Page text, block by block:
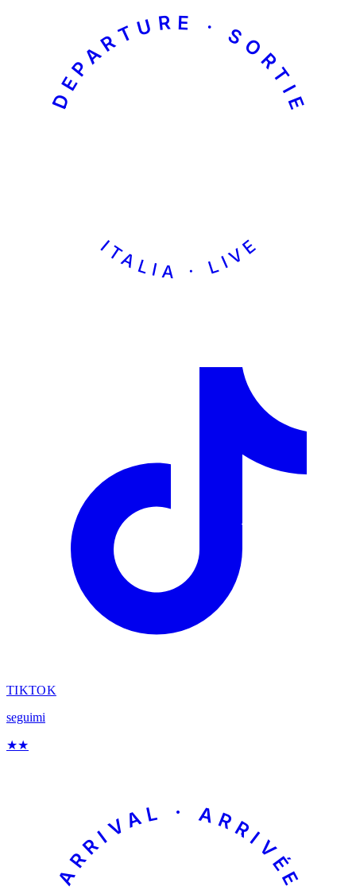
DEPARTURE · SORTIE
ITALIA · LIVE
TIKTOK
seguimi
★★
ARRIVAL · ARRIVÉE